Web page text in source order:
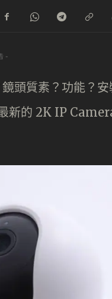
-
頭質素？功能？
新的 2K IP